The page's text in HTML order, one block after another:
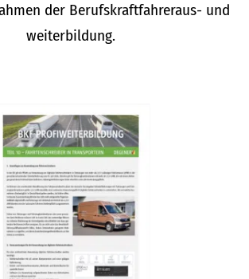
der Berufskraftfahreraus- und
weiterbildung.